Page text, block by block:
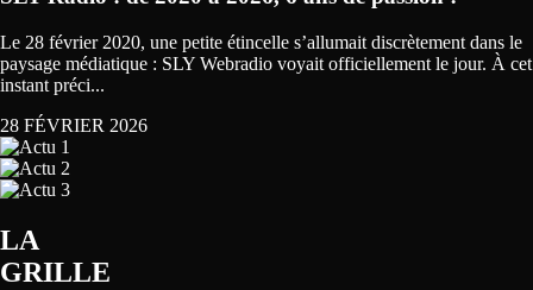
Le 28 février 2020, une petite étincelle s’allumait discrètement dans le
paysage médiatique : SLY Webradio voyait officiellement le jour. À cet
instant préci...
28 FÉVRIER 2026
LA
GRILLE